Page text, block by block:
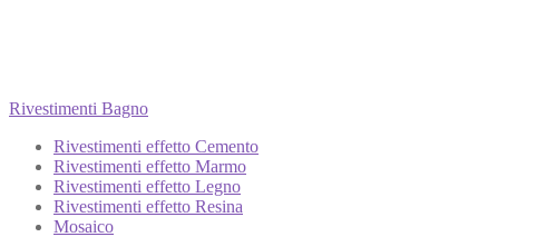
Rivestimenti Bagno
Rivestimenti effetto Cemento
Rivestimenti effetto Marmo
Rivestimenti effetto Legno
Rivestimenti effetto Resina
Mosaico